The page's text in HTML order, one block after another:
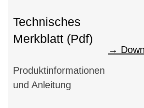
Technisches
Merkblatt (Pdf)
Produktinformationen
und Anleitung